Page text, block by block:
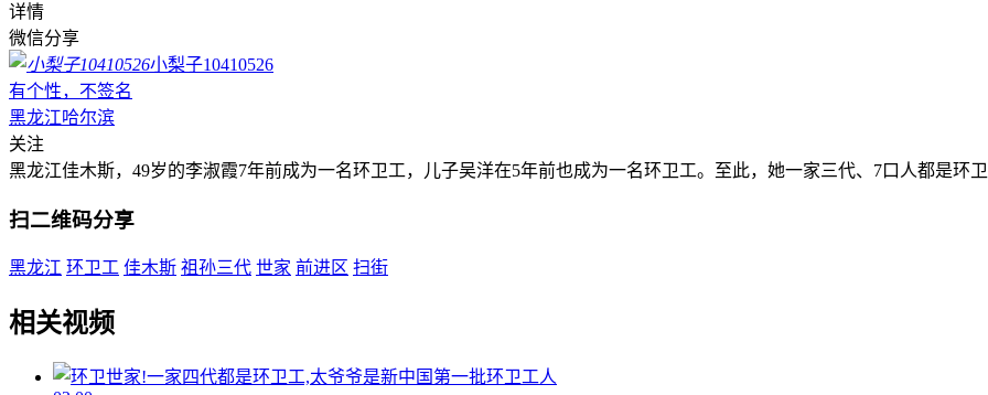
详情
微信分享
小梨子10410526
有个性，不签名
黑龙江哈尔滨
关注
黑龙江佳木斯，49岁的李淑霞7年前成为一名环卫工，儿子吴洋在5年前也成为一名环卫工。至此，她一家三代、7口人都是环
扫二维码分享
黑龙江 环卫工 佳木斯 祖孙三代 世家 前进区 扫街
相关视频